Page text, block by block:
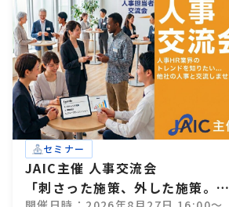
セミナー
JAIC主催 人事交流会
「刺さった施策、外した施策。」